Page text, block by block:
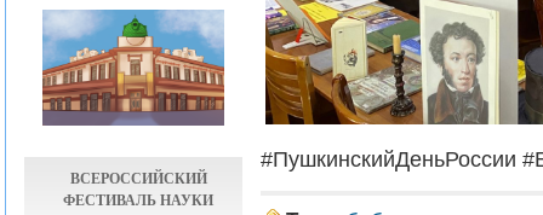
ВСЕРОССИЙСКИЙ
ФЕСТИВАЛЬ НАУКИ
#ПушкинскийДеньРоссии